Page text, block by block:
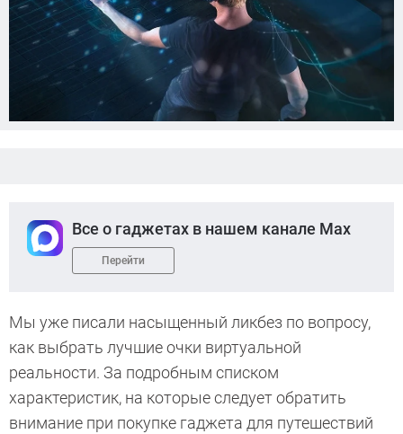
Все о гаджетах в нашем канале Max
Перейти
Мы уже писали насыщенный ликбез по вопросу,
как выбрать лучшие очки виртуальной
реальности. За подробным списком
характеристик, на которые следует обратить
внимание при покупке гаджета для путешествий